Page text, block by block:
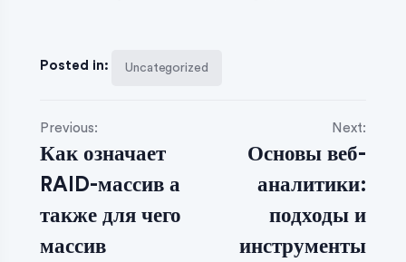
Posted in: Uncategorized
Previous:
Как означает
RAID-массив а
также для чего
массив
Next:
Основы веб-
аналитики:
подходы и
инструменты